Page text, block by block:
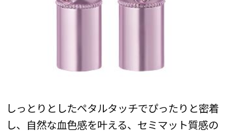
しっとりとしたペタルタッチでぴったりと密着
し、自然な血色感を叶える、セミマット質感の